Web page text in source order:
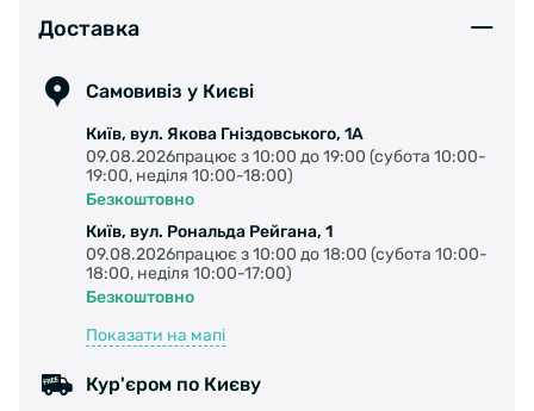
Доставка
Самовивіз у Києві
Київ, вул. Якова Гніздовського, 1А
09.08.2026працює з 10:00 до 19:00 (субота 10:00-
19:00, неділя 10:00-18:00)
Безкоштовно
Київ, вул. Рональда Рейгана, 1
09.08.2026працює з 10:00 до 18:00 (субота 10:00-
18:00, неділя 10:00-17:00)
Безкоштовно
Показати на мапі
Кур'єром по Києву